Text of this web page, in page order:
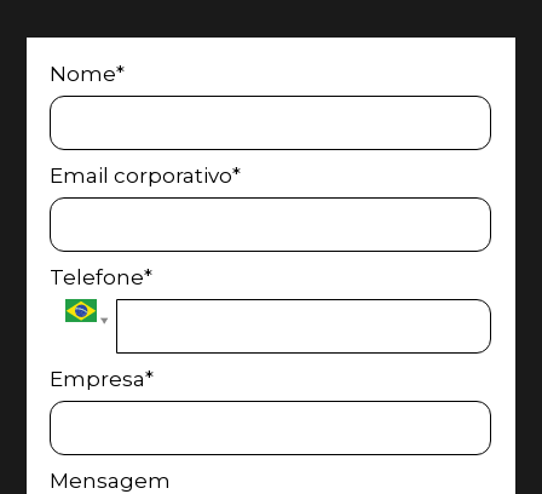
Nome*
Email corporativo*
Telefone*
Empresa*
Mensagem